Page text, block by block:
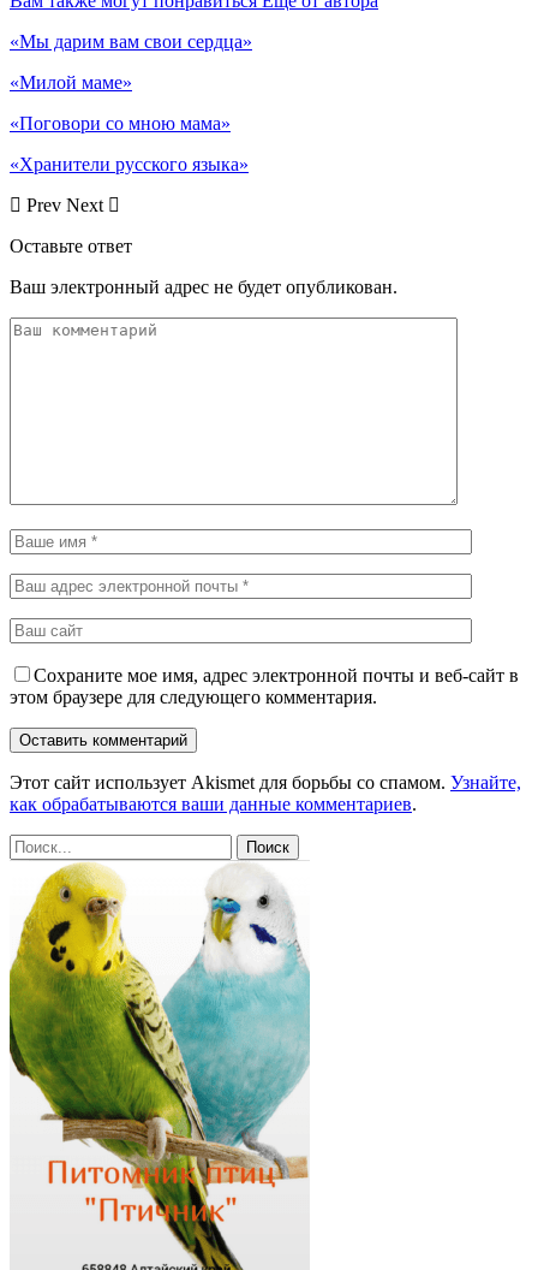
«Мы дарим вам свои сердца»
«Милой маме»
«Поговори со мною мама»
«Хранители русского языка»
Prev Next
Оставьте ответ
Ваш электронный адрес не будет опубликован.
Сохраните мое имя, адрес электронной почты и веб-сайт в
этом браузере для следующего комментария.
Этот сайт использует Akismet для борьбы со спамом. Узнайте,
как обрабатываются ваши данные комментариев.